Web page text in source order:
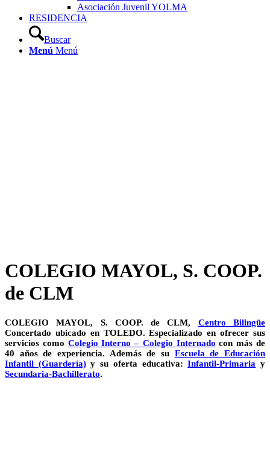
Asociación Juvenil YOLMA
RESIDENCIA
Buscar
Menú Menú
COLEGIO MAYOL, S. COOP.
de CLM
COLEGIO MAYOL, S. COOP. de CLM, Centro Bilingüe
Concertado ubicado en TOLEDO. Especializado en ofrecer sus
servicios como Colegio Interno – Colegio Internado con más de
40 años de experiencia. Además de su Escuela de Educación
Infantil (Guardería)y su oferta educativa:Infantil-Primaria y
Secundaria-Bachillerato.